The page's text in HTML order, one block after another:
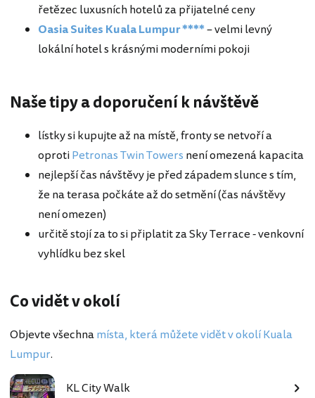
řetězec luxusních hotelů za přijatelné ceny
Oasia Suites Kuala Lumpur ****– velmi levný
lokální hotel s krásnými moderními pokoji
Naše tipy a doporučení k návštěvě
lístky si kupujte až na místě, fronty se netvoří a
oprotiPetronas Twin Towers není omezená kapacita
nejlepší čas návštěvy je před západem slunce s tím,
že na terasa počkáte až do setmění (čas návštěvy
není omezen)
určitě stojí za to si připlatit za Sky Terrace - venkovní
vyhlídku bez skel
Co vidět v okolí
Objevte všechnamísta, která můžete vidět v okolí Kuala
Lumpur.
KL City Walk